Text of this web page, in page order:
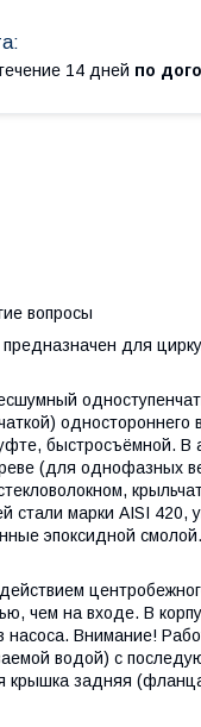
14 дней по
вопросы
предназначен для
быстросъёмной. В
(для однофазных
стали марки AISI 420,
эпоксидной
чем на входе. В
насоса. Внимание!
водой) с
крышка задняя